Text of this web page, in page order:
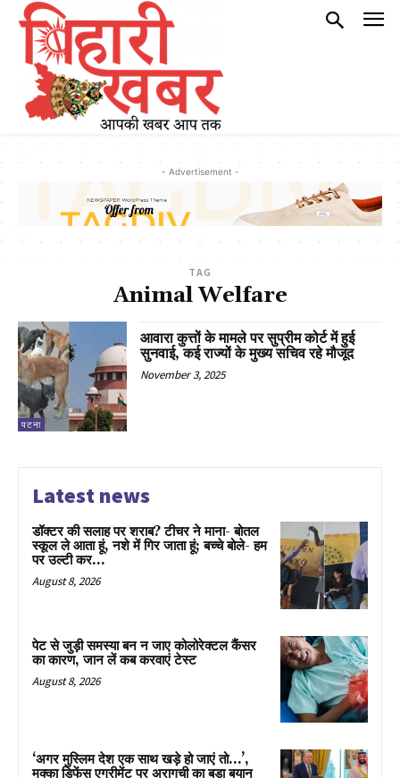
- Advertisement -
TAG
Animal Welfare
पटना
आवारा कुत्तों के मामले पर सुप्रीम कोर्ट में हुई
सुनवाई, कई राज्यों के मुख्य सचिव रहे मौजूद
November 3, 2025
Latest news
डॉक्टर की सलाह पर शराब? टीचर ने माना- बोतल
स्कूल ले आता हूं, नशे में गिर जाता हूं; बच्चे बोले- हम
पर उल्टी कर...
August 8, 2026
पेट से जुड़ी समस्या बन न जाए कोलोरेक्टल कैंसर
का कारण, जान लें कब करवाएं टेस्ट
August 8, 2026
‘अगर मुस्लिम देश एक साथ खड़े हो जाएं तो…’,
मक्का डिफेंस एग्रीमेंट पर अरागची का बड़ा बयान